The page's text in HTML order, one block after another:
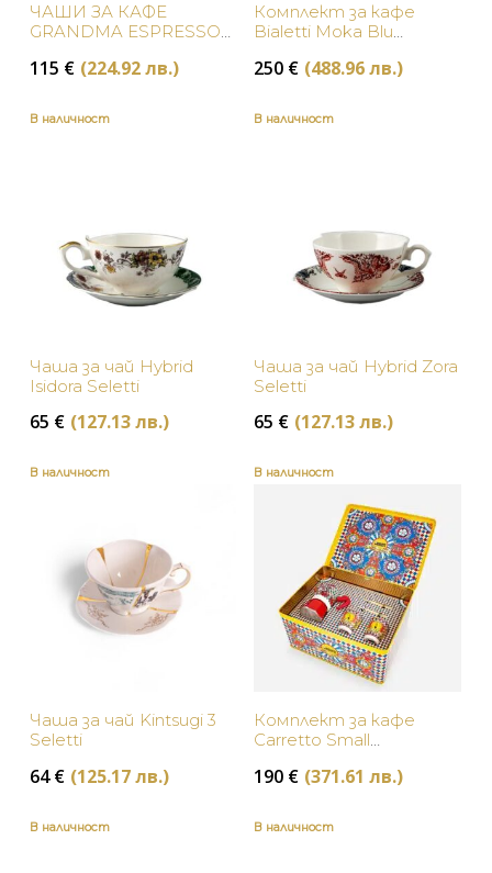
ЧАШИ ЗА КАФЕ
GRANDMA ESPRESSO
115 € (224.92 лв.)
Комплект за кафе
Bialetti Moka Blu
Dolce&Gabbana
250 € (488.96 лв.)
В наличност
Чаша за чай Hybrid
Isidora Seletti
65 € (127.13 лв.)
В наличност
Чаша за чай Hybrid Zora
Seletti
65 € (127.13 лв.)
В наличност
Чаша за чай Kintsugi 3
Seletti
64€ (125.17 лв.)
В наличност
Комплект за кафе
Carretto Small
190 € (371.61 лв.)
В наличност В наличност